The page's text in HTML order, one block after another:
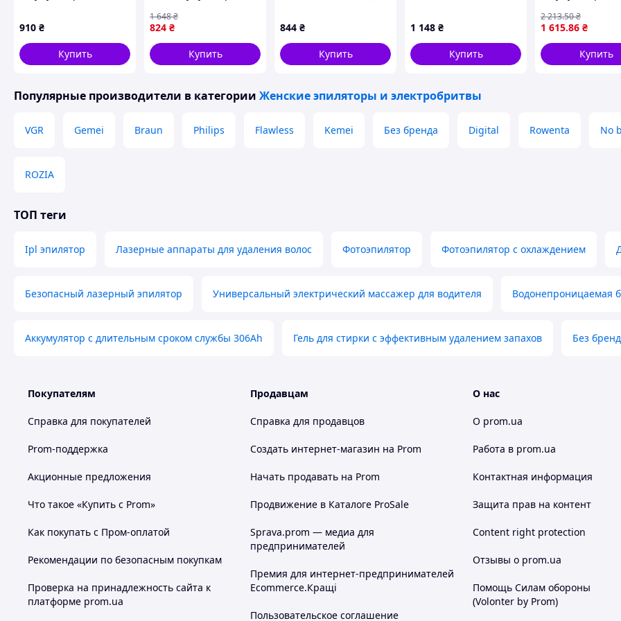
2E0P2P6481
910 ₴
Купить
Домашняя
электробритва
женская, Готово к
отправке
824 ₴
1 648₴
Купить
844 ₴
Купить
35103TBH48
1 148 ₴
Купить
(40)
1 615.86 ₴
2 213.50₴
Купить
Популярные производители в категории Женские эпиляторы и электробритвы
VGR Gemei Braun Philips Flawless Kemei Без бренда Digital Rowenta No
ROZIA
ТОП теги
Ipl эпилятор Лазерные аппараты для удаления волос Фотоэпилятор Фотоэпилятор с охлаждением
Безопасный лазерный эпилятор Универсальный электрический массажер для водителя Водонепроницаемая
Аккумулятор с длительным сроком службы 306Ah Гель для стирки с эффективным удалением запахов Без
Покупателям
Справка для покупателей
Prom-поддержка
Акционные предложения
Что такое «Купить с Prom»
Как покупать с Пром-оплатой
Рекомендации по безопасным покупкам
Проверка на принадлежность сайта к
платформе prom.ua
Продавцам
Справка для продавцов
Создать интернет-магазин на Prom
Начать продавать на Prom
Продвижение в Каталоге ProSale
Sprava.prom — медиа для
предпринимателей
Премия для интернет-предпринимателей
Ecommerce.Кращі
Пользовательское соглашение
О нас
О prom.ua
Работа в prom.ua
Контактная информация
Защита прав на контент
Content right protection
Отзывы о prom.ua
Помощь Силам обороны
(Volonter by Prom)